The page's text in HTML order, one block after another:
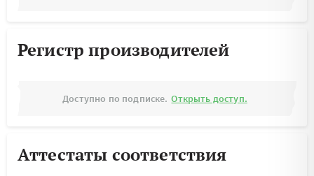
Регистр производителей
Доступно по подписке. Открыть доступ.
Аттестаты соответствия